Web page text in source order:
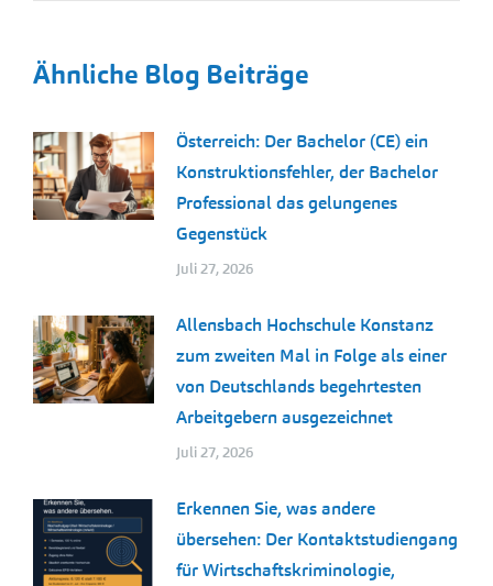
Ähnliche Blog Beiträge
Österreich: Der Bachelor (CE) ein
Konstruktionsfehler, der Bachelor
Professional das gelungenes
Gegenstück
Juli 27, 2026
Allensbach Hochschule Konstanz
zum zweiten Mal in Folge als einer
von Deutschlands begehrtesten
Arbeitgebern ausgezeichnet
Juli 27, 2026
Erkennen Sie, was andere
übersehen: Der Kontaktstudiengang
für Wirtschaftskriminologie,